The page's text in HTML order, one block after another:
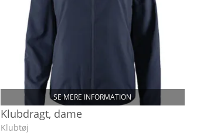
SE MERE INFORMATION
Klubdragt, dame
Klubtøj